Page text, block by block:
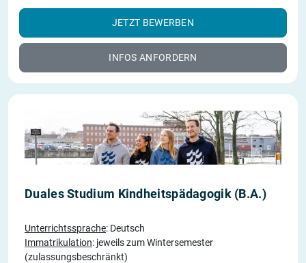
JETZT BEWERBEN
INFOS ANFORDERN
Duales Studium Kindheitspädagogik (B.A.)
Unterrichtssprache: Deutsch
Immatrikulation: jeweils zum Wintersemester
(zulassungsbeschränkt)